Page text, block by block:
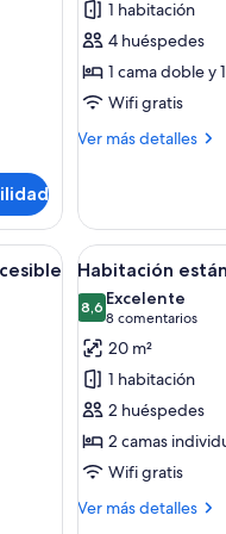
Habitación
estándar,
1
cama
doble
cama
1 habitación
4 huéspedes
1 cama doble y
Wifi gratis
Ver más detalles
Más
estándar,
cama
doble
con
cama
camas, un escritorio con
Abrir
todas
las
fotos
de
Habitación
estándar,
2
camas
individuales
9
Habitación
8,68,6 de 10
Excelente
8 comentarios
(8
20 m²
1 habitación
2 huéspedes
2 camas
Wifi gratis
Ver más detalles
Más